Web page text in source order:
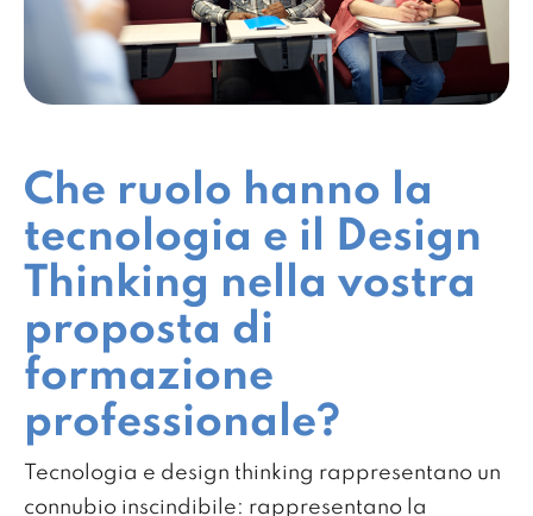
Che ruolo hanno la
tecnologia e il Design
Thinking nella vostra
proposta di
formazione
professionale?
Tecnologia e design thinking rappresentano un
connubio inscindibile: rappresentano la